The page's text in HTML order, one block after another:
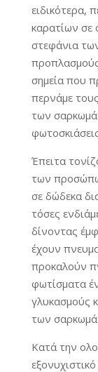
ειδικότερα,
καρατίων σε
στεφάνια
σημεία που
περνάμε
των
Έπειτα
των
σε δώδεκα
τόσες
δίνοντας
έχουν
προκαλούν
φωτίσματα
γλυκασμούς
των
Κατά την